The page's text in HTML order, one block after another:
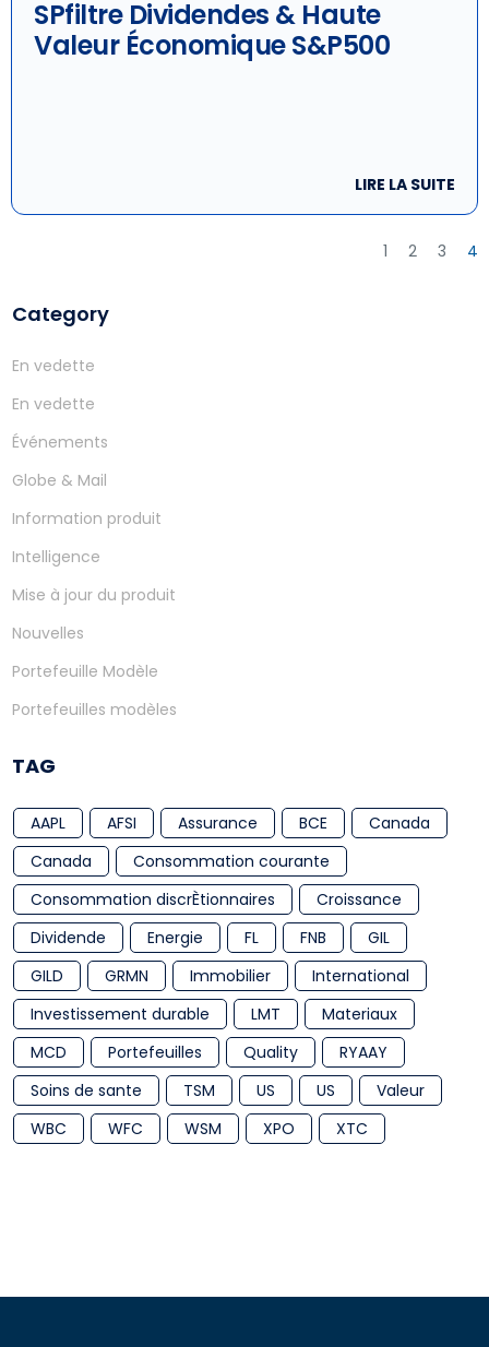
Category
En vedette
En vedette
Événements
Globe & Mail
Information produit
Intelligence
Mise à jour du produit
Nouvelles
Portefeuille Modèle
Portefeuilles modèles
TAG
AAPL AFSI Assurance BCE
Canada
Canada
Consommation courante
Consommation discrÈtionnaires
Croissance
Dividende
Energie FL FNB
GIL
GILD
GRMN Immobilier
International
Investissement durable
LMT
Materiaux
MCD
Portefeuilles Quality
RYAAY
Soins de sante
TSM US US
Valeur
WBC
WFC WSM XPO XTC
SPfiltre Dividendes & Haute
Valeur Économique S&P500
LIRE LA SUITE
1 2 3 4